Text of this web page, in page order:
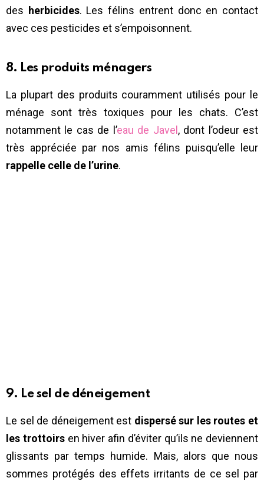
des herbicides. Les félins entrent donc en contact
avec ces pesticides et s’empoisonnent.
8. Les produits ménagers
La plupart des produits couramment utilisés pour le
ménage sont très toxiques pour les chats. C’est
notamment le cas de l’eau de Javel , dont l’odeur est
très appréciée par nos amis félins puisqu’elle leur
rappelle celle de l’urine.
9. Le sel de déneigement
Le sel de déneigement est dispersé sur les routes et
les trottoirsen hiver afin d’éviter qu’ils ne deviennent
glissants par temps humide. Mais, alors que nous
sommes protégés des effets irritants de ce sel par